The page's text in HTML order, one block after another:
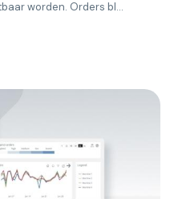
worden. Orders bl...